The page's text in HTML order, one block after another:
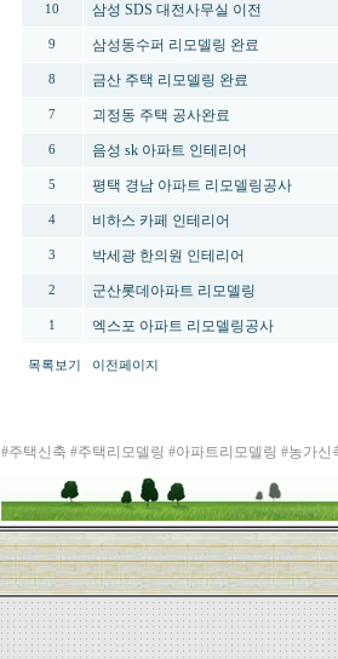
10 삼성 SDS 대전사무실 이전
9 삼성동수퍼 리모델링 완료
8 금산 주택 리모델링 완료
7 괴정동 주택 공사완료
6 음성 sk 아파트 인테리어
5 평택 경남 아파트 리모델링공사
4 비하스 카페 인테리어
3 박세광 한의원 인테리어
2 군산롯데아파트 리모델링
1 엑스포 아파트 리모델링공사
목록보기 이전페이지
#주택신축 #주택리모델링 #아파트리모델링 #농가